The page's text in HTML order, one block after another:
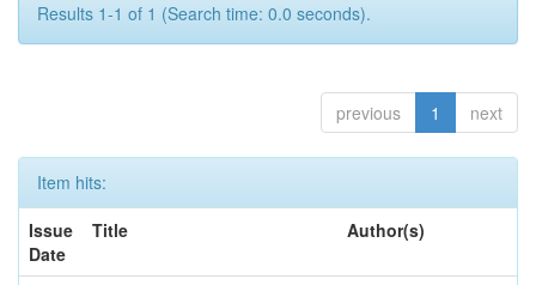
Results 1-1 of 1 (Search time: 0.0 seconds).
previous 1 next
Item hits:
Issue
Date
Title Author(s)